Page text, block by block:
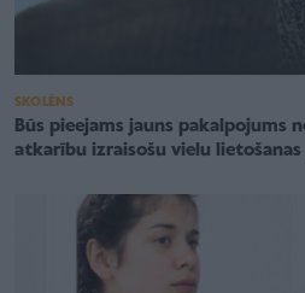
SKOLĒNS
Būs pieejams jauns pakalpojums
atkarību izraisošu vielu